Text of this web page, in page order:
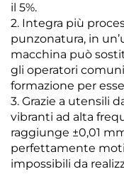
il 5%.
2. Integra più
punzonatura, in
macchina può
gli operatori
formazione per
3. Grazie a utensili
vibranti ad alta
raggiunge ±0,01
perfettamente
impossibili da